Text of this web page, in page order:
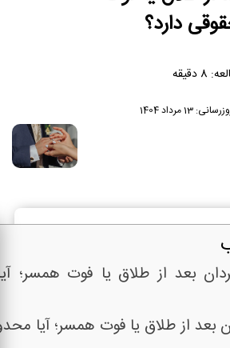
دارد؟
8 دقیقه
13 مرداد 1404
بعد از طلاق یا فوت همسر؛
بعد از طلاق یا فوت همسر؛ آیا